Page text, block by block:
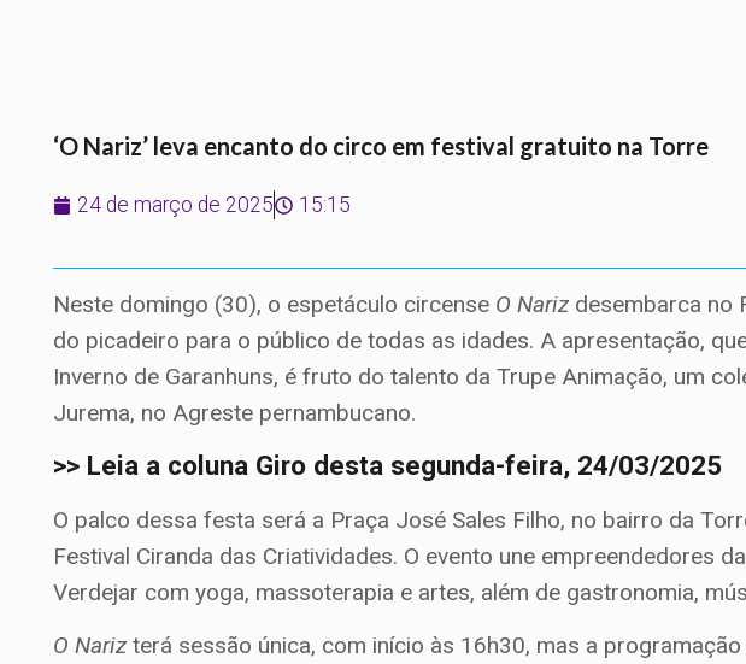
‘O Nariz’ leva encanto do circo em festival gratuito na Torre
24 de março de 2025 15:15
Neste domingo (30), o espetáculo circense O Nariz desembarca no
do picadeiro para o público de todas as idades. A apresentação,
Inverno de Garanhuns, é fruto do talento da Trupe Animação, um
Jurema, no Agreste pernambucano.
>> Leia a coluna Giro desta segunda-feira, 24/03/2025
O palco dessa festa será a Praça José Sales Filho, no bairro da
Festival Ciranda das Criatividades. O evento une empreendedores
Verdejar com yoga, massoterapia e artes, além de gastronomia,
O Nariz terá sessão única, com início às 16h30, mas a